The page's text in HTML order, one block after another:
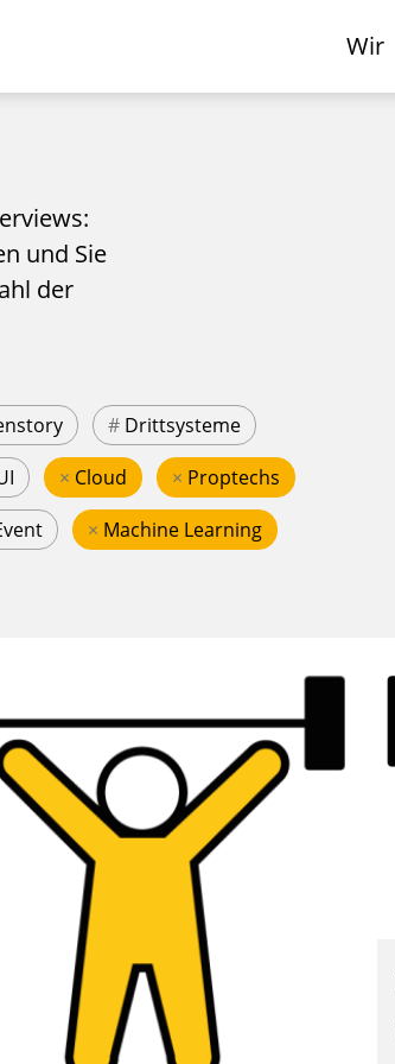
Wir
und Sie
der
# Drittsysteme
× Cloud × Proptechs
× Machine Learning